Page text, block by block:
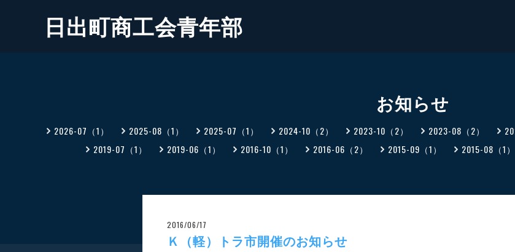
日出町商工会青年部
お知らせ
2026-07（1） 2025-08（1） 2025-07（1） 2024-10（2） 2023-10（2） 2023-08（2）
2019-07（1）
2019-06（1） 2016-10（1） 2016-06（2） 2015-09（1） 2015-08（1）
2016/06/17
Ｋ（軽）トラ市開催のお知らせ